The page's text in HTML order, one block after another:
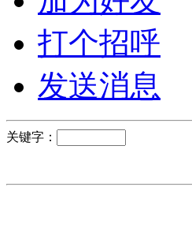
打个招呼
发送消息
关键字：